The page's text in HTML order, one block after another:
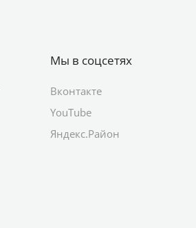
Мы в соцсетях
Вконтакте
YouTube
Яндекс.Район